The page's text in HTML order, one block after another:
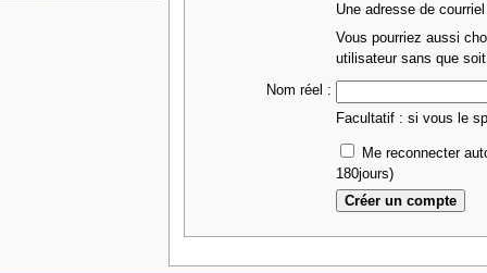
Une adresse de
Vous pourriez aussi
utilisateur sans que
Nom réel :
Facultatif : si vous le
Me reconnecter
180jours)